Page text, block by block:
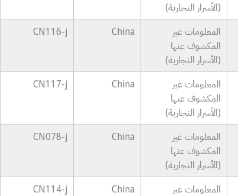
(الأسرار التجارية)
المعلومات غير
المكشوف عنها
(الأسرار التجارية)
China
CN116-j
المعلومات غير
المكشوف عنها
(الأسرار التجارية)
China
CN117-j
المعلومات غير
المكشوف عنها
(الأسرار التجارية)
China
CN078-j
المعلومات غير
China
CN114-j